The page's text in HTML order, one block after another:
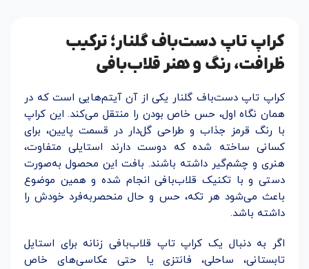
کراپ تاپ دست‌باف گلنار؛ ترکیب
ظرافت، رنگ و هنر قلاب‌بافی
کراپ تاپ دست‌باف گلنار یکی از آن آیتم‌هایی است که در
همان نگاه اول، حس خاص بودن را منتقل می‌کند. این کراپ
با رنگ قرمز جذاب و طراحی گل‌دار در قسمت پایین، برای
کسانی ساخته شده که دوست دارند استایلی متفاوت،
هنری و چشم‌گیر داشته باشند. بافت این محصول به‌صورت
دستی و با تکنیک قلاب‌بافی انجام شده و همین موضوع
باعث می‌شود هر تکه، حس و حال منحصربه‌فرد خودش را
داشته باشد.
اگر به دنبال یک کراپ تاپ قلاب‌بافی زنانه برای استایل
تابستانی، ساحلی، فانتزی یا حتی عکاسی‌های خاص